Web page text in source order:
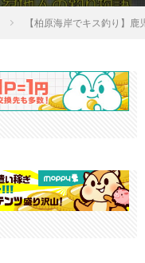
【柏原海岸でキス釣り】